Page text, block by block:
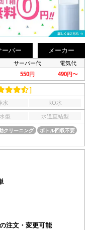
ーバー メーカー
サーバー代 電気代
550円 490円〜
］
水
RO水
型
水道直結型
クリーニング
ボトル回収不要
注文・変更可能